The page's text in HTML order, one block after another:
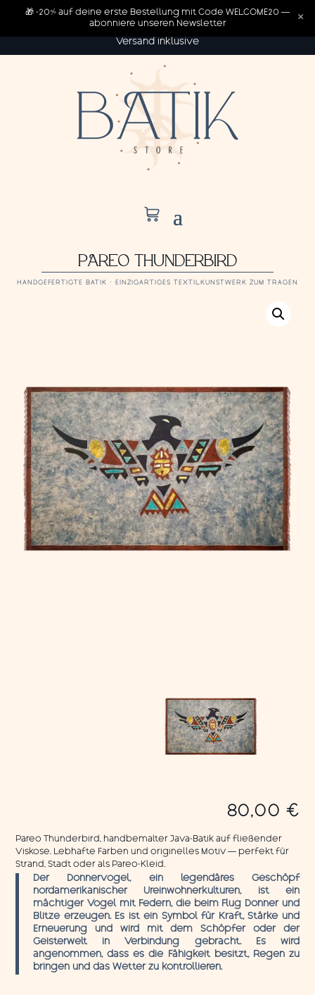
Versand inklusive
PAREO THUNDERBIRD
HANDGEFERTIGTE BATIK · EINZIGARTIGES TEXTILKUNSTWERK ZUM TRAGEN
80,00 €
Pareo Thunderbird, handbemalter Java-Batik auf fließender
Viskose. Lebhafte Farben und originelles Motiv — perfekt für
Strand, Stadt oder als Pareo-Kleid.
Der Donnervogel, ein legendäres Geschöpf
nordamerikanischer Ureinwohnerkulturen, ist ein
mächtiger Vogel mit Federn, die beim Flug Donner und
Blitze erzeugen. Es ist ein Symbol für Kraft, Stärke und
Erneuerung und wird mit dem Schöpfer oder der
Geisterwelt in Verbindung gebracht. Es wird
angenommen, dass es die Fähigkeit besitzt, Regen zu
bringen und das Wetter zu kontrollieren.
🎁 -20% auf deine erste Bestellung mit Code WELCOME20 —
abonniere unseren Newsletter
×